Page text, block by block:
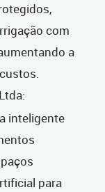
com
a
inteligente
para